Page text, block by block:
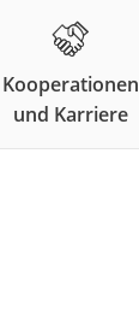
Kooperationen
und Karriere